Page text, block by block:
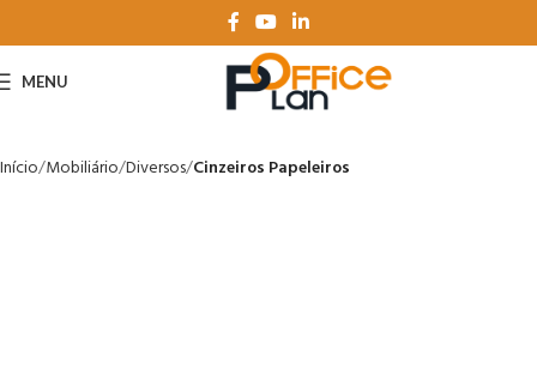
MENU
Início Mobiliário Diversos Cinzeiros Papeleiros